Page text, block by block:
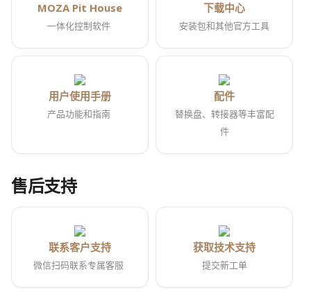
MOZA Pit House
一体化控制软件
下载中心
安装包和其他官方工具
用户使用手册
产品功能和指南
配件
替换盘、转接器等丰富配
件
售后支持
联系客户支持
微信扫码联系专属客服
获取技术支持
提交新工单